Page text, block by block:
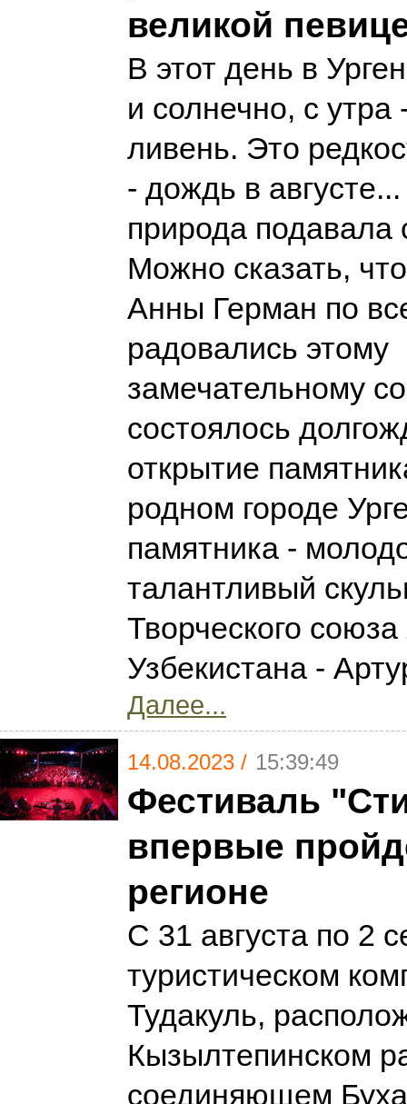
великой
В этот день в
и солнечно, с утра
ливень. Это
- дождь в
природа
Можно сказать,
Анны Герман по
радовались этому
замечательному
состоялось
открытие
родном городе
памятника -
талантливый
Творческого
Узбекистана -
Далее...
14.08.2023 / 15:39:49
Фестиваль
впервые
регионе
С 31 августа по 2
туристическом
Тудакуль,
Кызылтепинском
соединяющем